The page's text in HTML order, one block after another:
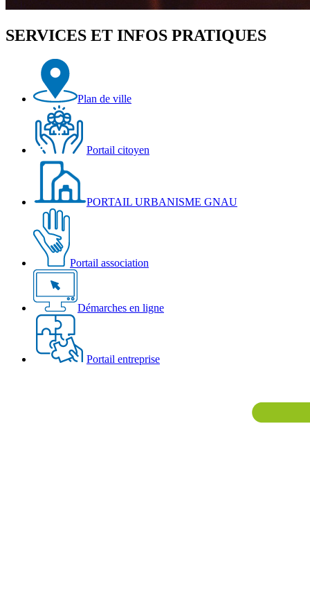
SERVICES ET INFOS PRATIQUES
Plan de ville
Portail citoyen
PORTAIL URBANISME GNAU
Portail association
Démarches en ligne
Portail entreprise